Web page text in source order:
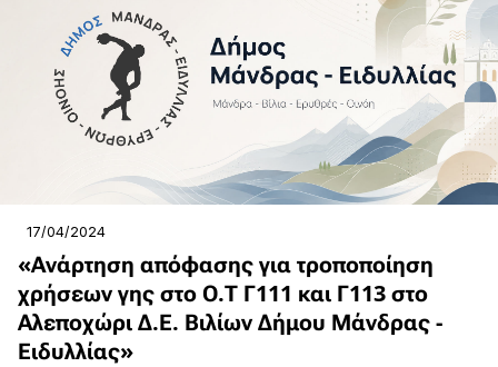
17/04/2024
«Ανάρτηση απόφασης για τροποποίηση
χρήσεων γης στο Ο.Τ Γ111 και Γ113 στο
Αλεποχώρι Δ.Ε. Βιλίων Δήμου Μάνδρας -
Ειδυλλίας»